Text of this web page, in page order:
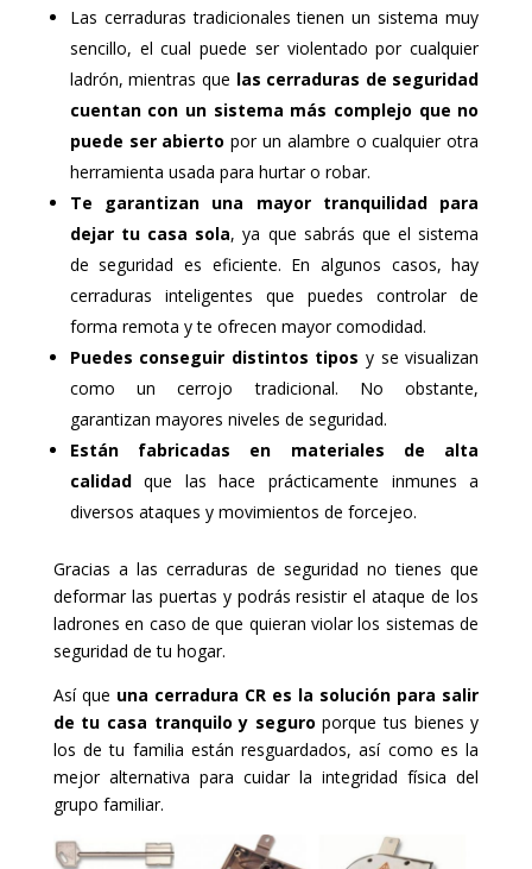
Las cerraduras tradicionales tienen un sistema muy
sencillo, el cual puede ser violentado por cualquier
ladrón, mientras que las cerraduras de seguridad
cuentan con un sistema más complejo que no
puede ser abierto por un alambre o cualquier otra
herramienta usada para hurtar o robar.
Te garantizan una mayor tranquilidad para
dejar tu casa sola, ya que sabrás que el sistema
de seguridad es eficiente. En algunos casos, hay
cerraduras inteligentes que puedes controlar de
forma remota y te ofrecen mayor comodidad.
Puedes conseguir distintos tipos y se visualizan
como un cerrojo tradicional. No obstante,
garantizan mayores niveles de seguridad.
Están fabricadas en materiales de alta
calidadque las hace prácticamente inmunes a
diversos ataques y movimientos de forcejeo.
Gracias a las cerraduras de seguridad no tienes que
deformar las puertas y podrás resistir el ataque de los
ladrones en caso de que quieran violar los sistemas de
seguridad de tu hogar.
Así que una cerradura CR es la solución para salir
de tu casa tranquilo y seguro porque tus bienes y
los de tu familia están resguardados, así como es la
mejor alternativa para cuidar la integridad física del
grupo familiar.